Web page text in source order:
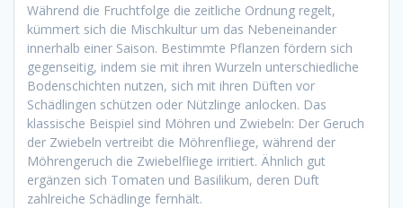
Während die Fruchtfolge die zeitliche Ordnung regelt,
kümmert sich die Mischkultur um das Nebeneinander
innerhalb einer Saison. Bestimmte Pflanzen fördern sich
gegenseitig, indem sie mit ihren Wurzeln unterschiedliche
Bodenschichten nutzen, sich mit ihren Düften vor
Schädlingen schützen oder Nützlinge anlocken. Das
klassische Beispiel sind Möhren und Zwiebeln: Der Geruch
der Zwiebeln vertreibt die Möhrenfliege, während der
Möhrengeruch die Zwiebelfliege irritiert. Ähnlich gut
ergänzen sich Tomaten und Basilikum, deren Duft
zahlreiche Schädlinge fernhält.